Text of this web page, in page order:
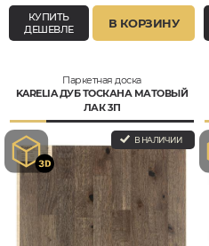
КУПИТЬ
ДЕШЕВЛЕ
В КОРЗИНУ
Паркетная доска
KARELIA ДУБ ТОСКАНА МАТОВЫЙ
ЛАК 3П
В НАЛИЧИИ